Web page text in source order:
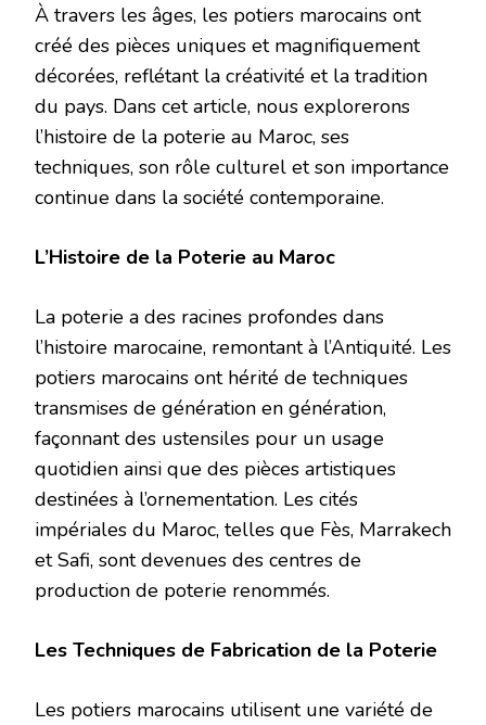
À travers les âges, les potiers marocains ont
créé des pièces uniques et magnifiquement
décorées, reflétant la créativité et la tradition
du pays. Dans cet article, nous explorerons
l’histoire de la poterie au Maroc, ses
techniques, son rôle culturel et son importance
continue dans la société contemporaine.
L’Histoire de la Poterie au Maroc
La poterie a des racines profondes dans
l’histoire marocaine, remontant à l’Antiquité. Les
potiers marocains ont hérité de techniques
transmises de génération en génération,
façonnant des ustensiles pour un usage
quotidien ainsi que des pièces artistiques
destinées à l’ornementation. Les cités
impériales du Maroc, telles que Fès, Marrakech
et Safi, sont devenues des centres de
production de poterie renommés.
Les Techniques de Fabrication de la Poterie
Les potiers marocains utilisent une variété de